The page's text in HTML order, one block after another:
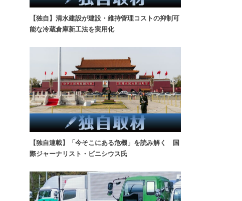
【独自】清水建設が建設・維持管理コストの抑制可
能な冷蔵倉庫新工法を実用化
【独自連載】「今そこにある危機」を読み解く 国
際ジャーナリスト・ビニシウス氏